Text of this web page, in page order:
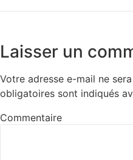
Laisser un
Votre adresse e-mail ne
obligatoires sont indiqués
Commentaire